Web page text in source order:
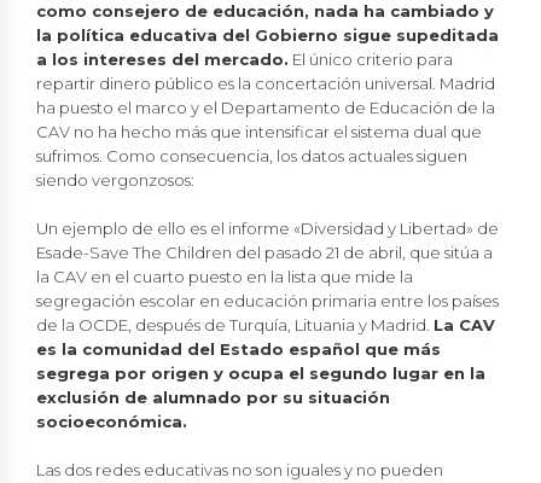
como consejero de educación, nada ha cambiado y
la política educativa del Gobierno sigue supeditada
a los intereses del mercado. El único criterio para
repartir dinero público es la concertación universal. Madrid
ha puesto el marco y el Departamento de Educación de la
CAV no ha hecho más que intensificar el sistema dual que
sufrimos. Como consecuencia, los datos actuales siguen
siendo vergonzosos:
Un ejemplo de ello es el informe «Diversidad y Libertad» de
Esade-Save The Children del pasado 21 de abril, que sitúa a
la CAV en el cuarto puesto en la lista que mide la
segregación escolar en educación primaria entre los países
de la OCDE, después de Turquía, Lituania y Madrid. La CAV
es la comunidad del Estado español que más
segrega por origen y ocupa el segundo lugar en la
exclusión de alumnado por su situación
socioeconómica.
Las dos redes educativas no son iguales y no pueden